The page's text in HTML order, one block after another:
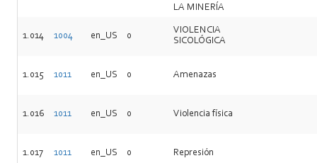
LA MINERÍA
1.014 1004 en_US 0
VIOLENCIA
SICOLÓGICA
1.015 1011 en_US 0 Amenazas
1.016 1011 en_US 0 Violencia física
1.017 1011 en_US 0 Represión